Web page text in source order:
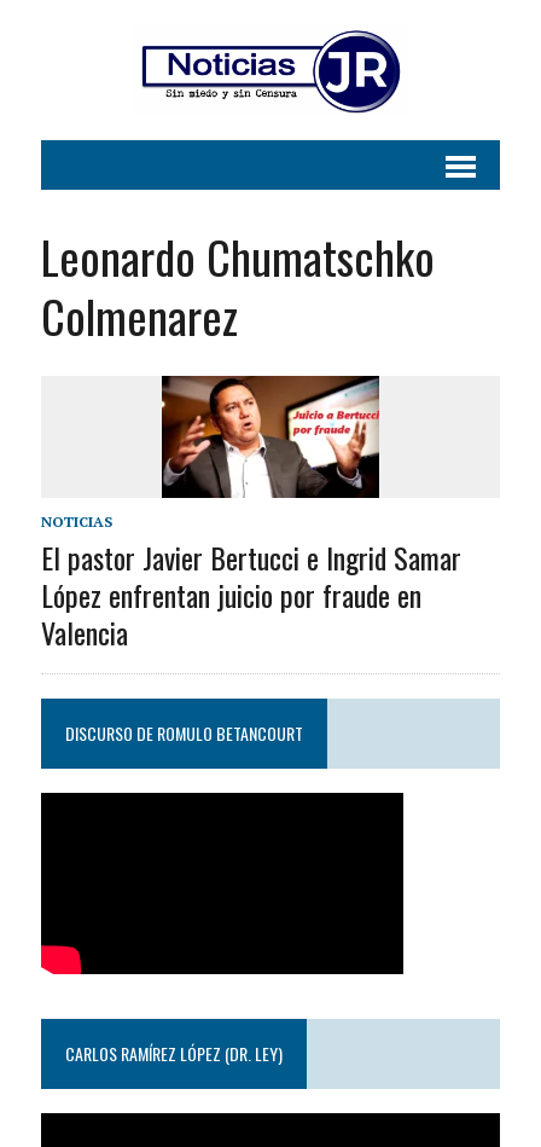
Leonardo Chumatschko
Colmenarez
NOTICIAS
El pastor Javier Bertucci e Ingrid Samar
López enfrentan juicio por fraude en
Valencia
DISCURSO DE ROMULO BETANCOURT
CARLOS RAMÍREZ LÓPEZ (DR. LEY)